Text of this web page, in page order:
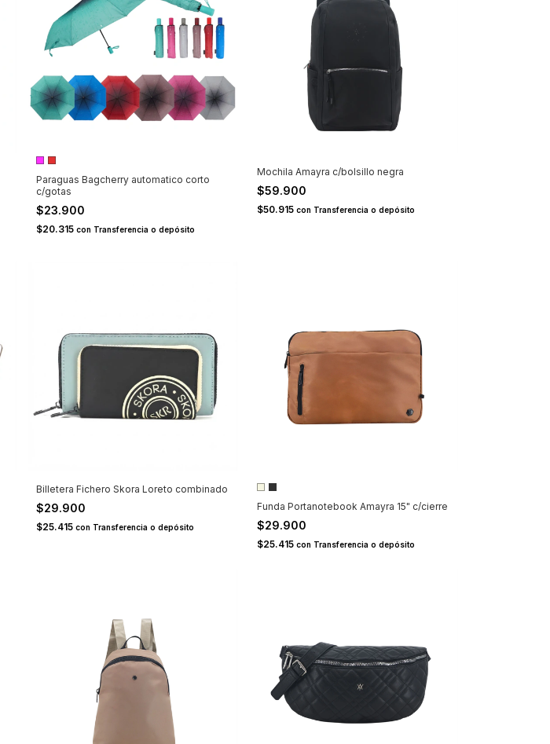
Paraguas Bagcherry automatico corto
c/gotas
$23.900
$20.315 con Transferencia o depósito
Mochila Amayra c/bolsillo negra
$59.900
$50.915 con Transferencia o depósito
Billetera Fichero Skora Loreto combinado
$29.900
$25.415 con Transferencia o depósito
Funda Portanotebook Amayra 15" c/cierre
$29.900
$25.415 con Transferencia o depósito